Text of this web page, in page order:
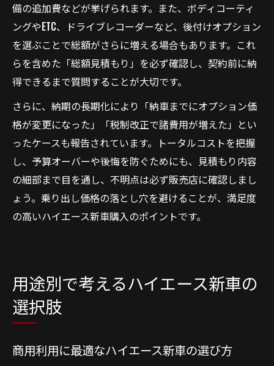
備の追加費などが挙げられます。また、ボディコーティ
ングやETC、ドライブレコーダーなど、後付けオプション
を選ぶことで総額がさらに増える場合もあります。これ
らを含めた「総額見積もり」を必ず確認し、契約前に納
得できるまで質問することが大切です。
さらに、納期の長期化により「納車までにオプション価
格が変更になった」「税制改正で諸費用が増えた」とい
ったケースも報告されています。トータルコストを把握
し、予算オーバーや後悔を防ぐためにも、見積もり内容
の細部まで目を通し、不明点は必ず販売店に確認しまし
ょう。乗り出し価格の落とし穴を避けることが、満足度
の高いハイエース新車購入のポイントです。
用途別で考えるハイエース新車の
選択肢
商用利用に最適なハイエース新車の選び方